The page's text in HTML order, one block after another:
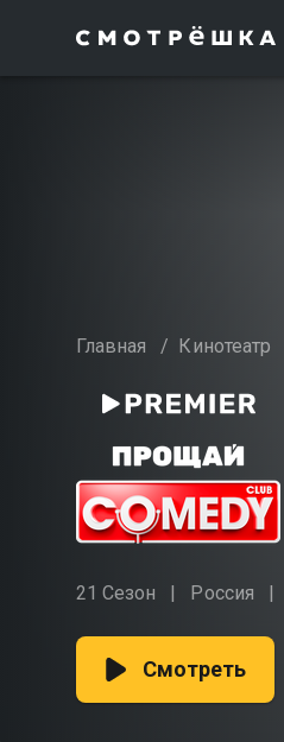
Главная / Кинотеатр
21 Сезон Россия
Смотреть